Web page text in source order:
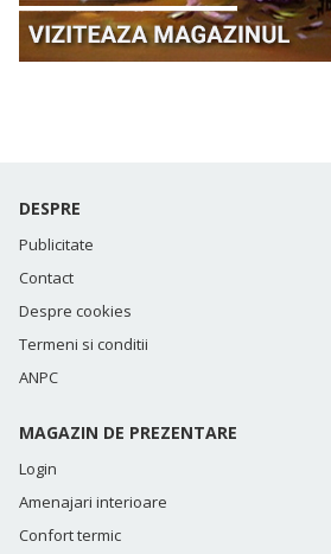
DESPRE
Publicitate
Contact
Despre cookies
Termeni si conditii
ANPC
MAGAZIN DE PREZENTARE
Login
Amenajari interioare
Confort termic